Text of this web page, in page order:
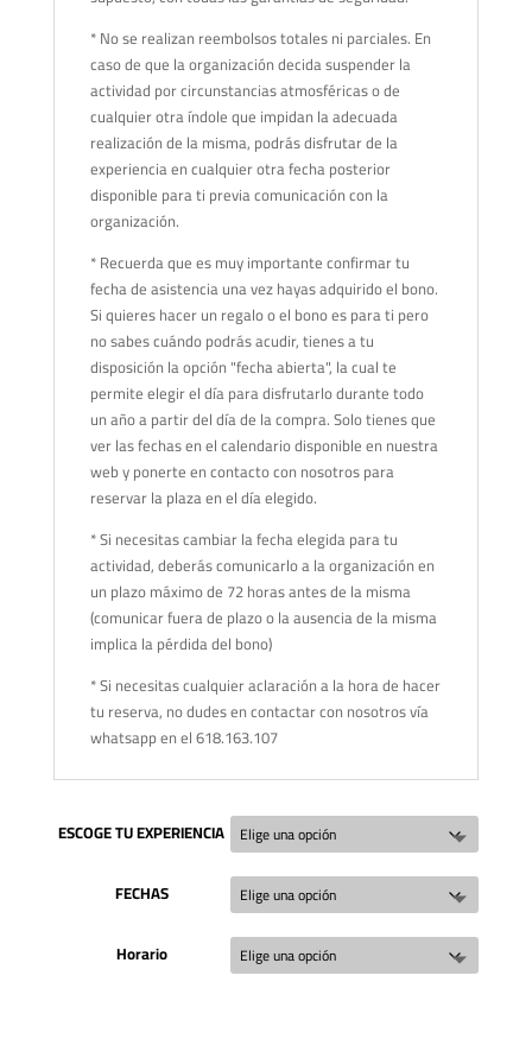
* No se realizan reembolsos totales ni parciales. En
caso de que la organización decida suspender la
actividad por circunstancias atmosféricas o de
cualquier otra índole que impidan la adecuada
realización de la misma, podrás disfrutar de la
experiencia en cualquier otra fecha posterior
disponible para ti previa comunicación con la
organización.
* Recuerda que es muy importante confirmar tu
fecha de asistencia una vez hayas adquirido el bono.
Si quieres hacer un regalo o el bono es para ti pero
no sabes cuándo podrás acudir, tienes a tu
disposición la opción "fecha abierta", la cual te
permite elegir el día para disfrutarlo durante todo
un año a partir del día de la compra. Solo tienes que
ver las fechas en el calendario disponible en nuestra
web y ponerte en contacto con nosotros para
reservar la plaza en el día elegido.
* Si necesitas cambiar la fecha elegida para tu
actividad, deberás comunicarlo a la organización en
un plazo máximo de 72 horas antes de la misma
(comunicar fuera de plazo o la ausencia de la misma
implica la pérdida del bono)
* Si necesitas cualquier aclaración a la hora de hacer
tu reserva, no dudes en contactar con nosotros vía
whatsapp en el 618.163.107
ESCOGE TU EXPERIENCIA
FECHAS
Horario